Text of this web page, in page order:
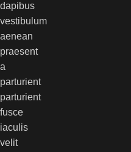
dapibus
vestibulum
aenean
praesent
a
parturient
parturient
fusce
iaculis
velit